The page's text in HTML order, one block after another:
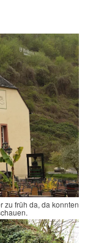
zu früh da, da konnten